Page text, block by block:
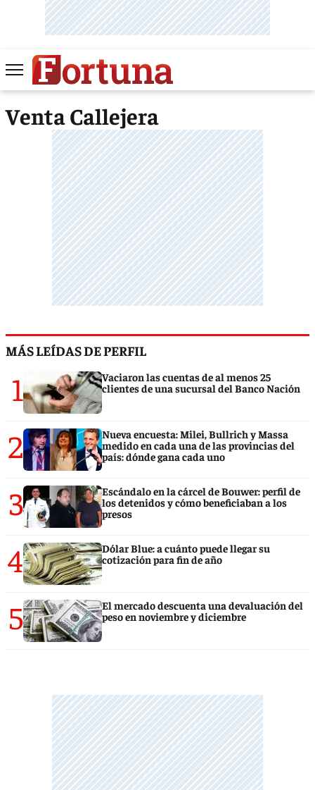
Venta Callejera
MÁS LEÍDAS DE PERFIL
1
Vaciaron las cuentas de al menos 25
clientes de una sucursal del Banco Nación
2
Nueva encuesta: Milei, Bullrich y Massa
medido en cada una de las provincias del
país: dónde gana cada uno
3
Escándalo en la cárcel de Bouwer: perfil de
los detenidos y cómo beneficiaban a los
presos
4
Dólar Blue: a cuánto puede llegar su
cotización para fin de año
5
El mercado descuenta una devaluación del
peso en noviembre y diciembre